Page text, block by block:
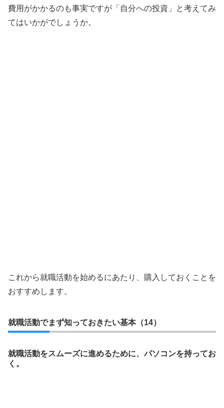
費用がかかるのも事実ですが「自分への投資」と考えてみ
てはいかがでしょうか。
これから就職活動を始めるにあたり、購入しておくことを
おすすめします。
就職活動でまず知っておきたい基本（14）
就職活動をスムーズに進めるために、パソコンを持ってお
く。